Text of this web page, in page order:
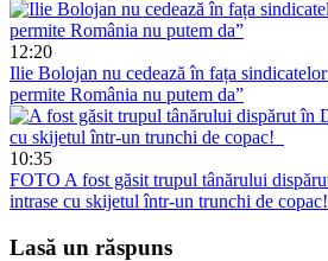
12:20
Ilie Bolojan nu cedează în fața
permite România nu putem da”
10:35
FOTO A fost găsit trupul tânărului
intrase cu skijetul într-un trunchi de copac!
Lasă un răspuns